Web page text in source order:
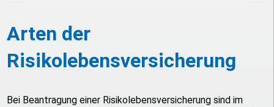
Arten der
Risikolebensversicherung
Bei Beantragung einer Risikolebensversicherung sind im